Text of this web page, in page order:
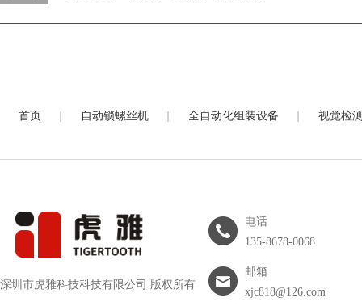
首页 | 自动锁螺丝机 | 全自动化组装设备 | 视觉检
深圳市虎雅科技科技有限公司 版权所有
电话
135-8678-0068
邮箱
xjc818@126.com